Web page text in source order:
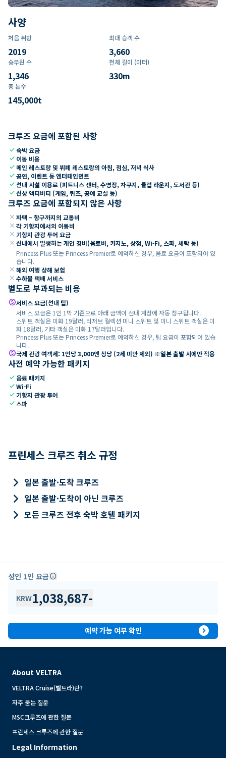
사양
처음 취항
2019
최대 승객 수
3,660
승무원 수
1,346
전체 길이 (미터)
330m
총 톤수
145,000t
크루즈 요금에 포함된 사항
check숙박 요금
check 이동 비용
check 메인 레스토랑 및 뷔페 레스토랑의 아침, 점심, 저녁 식사
check공연, 이벤트 등 엔터테인먼트
check선내 시설 이용료 (피트니스 센터, 수영장, 자쿠지, 클럽 라운지, 도서관 등)
check선상 액티비티 (게임, 퀴즈, 공예 교실 등)
크루즈 요금에 포함되지 않은 사항
close 자택 ~ 항구까지의 교통비
close 각 기항지에서의 이동비
close 기항지 관광 투어 요금
close 선내에서 발생하는 개인 경비(음료비, 카지노, 상점, Wi-Fi, 스파, 세탁 등)
Princess Plus 또는 Princess Premier로 예약하신 경우, 음료 요금이 포함되어 있
습니다.
close 해외 여행 상해 보험
close 수하물 택배 서비스
별도로 부과되는 비용
paid서비스 요금(선내 팁)
서비스 요금은 1인 1박 기준으로 아래 금액이 선내 계정에 자동 청구됩니다.
스위트 객실은 미화 19달러, 리저브 컬렉션 미니 스위트 및 미니 스위트 객실은 미
화 18달러, 기타 객실은 미화 17달러입니다.
Princess Plus 또는 Princess Premier로 예약하신 경우, 팁 요금이 포함되어 있습
니다.
paid국제 관광 여객세: 1인당 3,000엔 상당 (2세 미만 제외) ※일본 출발 시에만 적용
사전 예약 가능한 패키지
check 음료 패키지
checkWi-Fi
check 기항지 관광 투어
check 스파
프린세스 크루즈 취소 규정
keyboard_arrow_right 일본 출발·도착 크루즈
keyboard_arrow_right 일본 출발·도착이 아닌 크루즈
keyboard_arrow_right 모든 크루즈 전후 숙박 호텔 패키지
성인 1인 요금info
KRW1,038,687-
예약 가능 여부 확인 expand_circle_right
About VELTRA
VELTRA Cruise(벨트라)란?
자주 묻는 질문
MSC크루즈에 관한 질문
프린세스 크루즈에 관한 질문
Legal Information